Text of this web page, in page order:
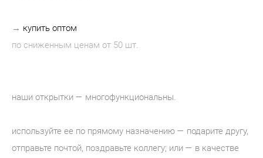
→ купить оптом
по сниженным ценам от 50 шт.
наши открытки — многофункциональны.
используйте ее по прямому назначению — подарите другу,
отправьте почтой, поздравьте коллегу; или — в качестве